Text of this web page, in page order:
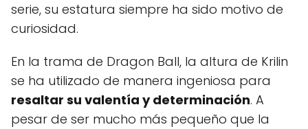
serie, su estatura siempre ha sido motivo de
curiosidad.
En la trama de Dragon Ball, la altura de Krilin
se ha utilizado de manera ingeniosa para
resaltar su valentía y determinación. A
pesar de ser mucho más pequeño que la